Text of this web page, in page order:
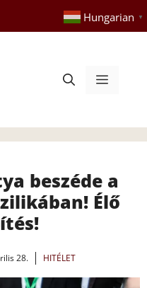
Hungarian ▼
Menü
beszéde a
Élő
28. HITÉLET